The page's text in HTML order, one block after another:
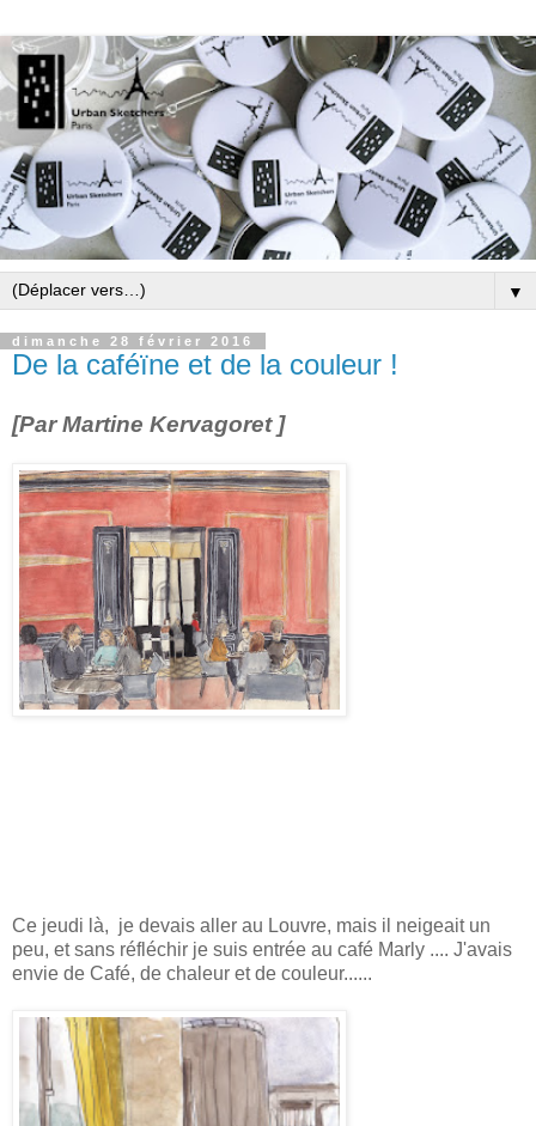
▼
dimanche 28 février 2016
De la caféïne et de la couleur !
[Par Martine Kervagoret ]
Ce jeudi là, je devais aller au Louvre, mais il neigeait un
peu, et sans réfléchir je suis entrée au café Marly .... J'avais
envie de Café, de chaleur et de couleur......